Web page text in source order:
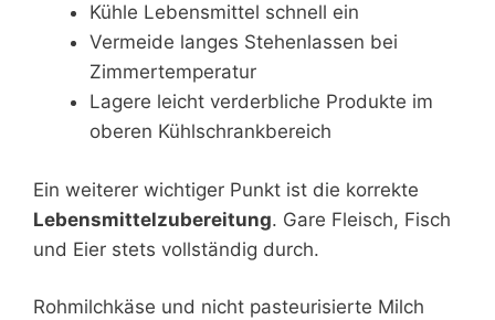
Kühle Lebensmittel schnell ein
Vermeide langes Stehenlassen bei
Zimmertemperatur
Lagere leicht verderbliche Produkte im
oberen Kühlschrankbereich
Ein weiterer wichtiger Punkt ist die korrekte
Lebensmittelzubereitung. Gare Fleisch, Fisch
und Eier stets vollständig durch.
Rohmilchkäse und nicht pasteurisierte Milch